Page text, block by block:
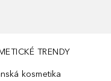
TRENDY
kosmetika